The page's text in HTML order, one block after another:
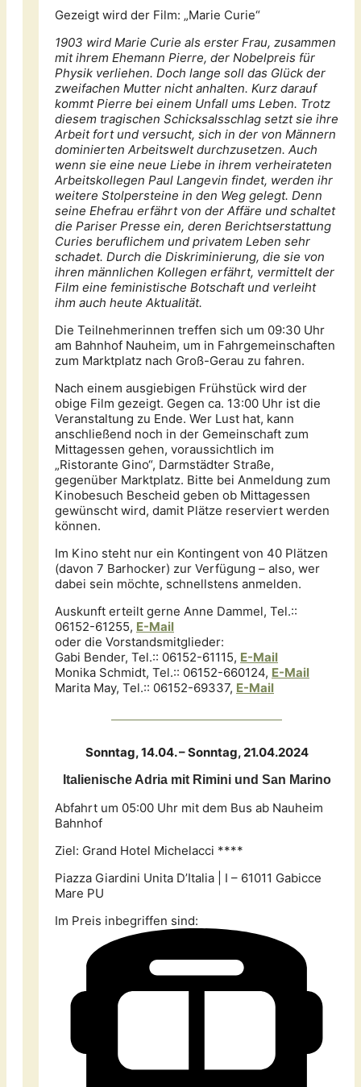
Gezeigt wird der Film: „Marie Curie“
1903 wird Marie Curie als erster Frau, zusammen
mit ihrem Ehemann Pierre, der Nobelpreis für
Physik verliehen. Doch lange soll das Glück der
zweifachen Mutter nicht anhalten. Kurz darauf
kommt Pierre bei einem Unfall ums Leben. Trotz
diesem tragischen Schicksalsschlag setzt sie ihre
Arbeit fort und versucht, sich in der von Männern
dominierten Arbeitswelt durchzusetzen. Auch
wenn sie eine neue Liebe in ihrem verheirateten
Arbeitskollegen Paul Langevin findet, werden ihr
weitere Stolpersteine in den Weg gelegt. Denn
seine Ehefrau erfährt von der Affäre und schaltet
die Pariser Presse ein, deren Berichtserstattung
Curies beruflichem und privatem Leben sehr
schadet. Durch die Diskriminierung, die sie von
ihren männlichen Kollegen erfährt, vermittelt der
Film eine feministische Botschaft und verleiht
ihm auch heute Aktualität.
Die Teilnehmerinnen treffen sich um 09:30 Uhr
am Bahnhof Nauheim, um in Fahrgemeinschaften
zum Marktplatz nach Groß-Gerau zu fahren.
Nach einem ausgiebigen Frühstück wird der
obige Film gezeigt. Gegen ca. 13:00 Uhr ist die
Veranstaltung zu Ende. Wer Lust hat, kann
anschließend noch in der Gemeinschaft zum
Mittagessen gehen, voraussichtlich im
„Ristorante Gino“, Darmstädter Straße,
gegenüber Marktplatz. Bitte bei Anmeldung zum
Kinobesuch Bescheid geben ob Mittagessen
gewünscht wird, damit Plätze reserviert werden
können.
Im Kino steht nur ein Kontingent von 40 Plätzen
(davon 7 Barhocker) zur Verfügung – also, wer
dabei sein möchte, schnellstens anmelden.
Auskunft erteilt gerne Anne Dammel, Tel.::
06152-61255, E-Mail
oder die Vorstandsmitglieder:
Gabi Bender, Tel.:: 06152-61115, E-Mail
Monika Schmidt, Tel.:: 06152-660124, E-Mail
Marita May, Tel.:: 06152-69337, E-Mail
Sonntag, 14.04. – Sonntag, 21.04.2024
Italienische Adria mit Rimini und San Marino
Abfahrt um 05:00 Uhr mit dem Bus ab Nauheim
Bahnhof
Ziel: Grand Hotel Michelacci ****
Piazza Giardini Unita D’Italia | I – 61011 Gabicce
Mare PU
Im Preis inbegriffen sind: